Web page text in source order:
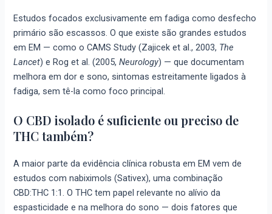
Estudos focados exclusivamente em fadiga como desfecho
primário são escassos. O que existe são grandes estudos
em EM — como o CAMS Study (Zajicek et al., 2003, The
Lancet) e Rog et al. (2005,Neurology) — que documentam
melhora em dor e sono, sintomas estreitamente ligados à
fadiga, sem tê-la como foco principal.
O CBD isolado é suficiente ou preciso de
THC também?
A maior parte da evidência clínica robusta em EM vem de
estudos com nabiximols (Sativex), uma combinação
CBD:THC 1:1. O THC tem papel relevante no alívio da
espasticidade e na melhora do sono — dois fatores que